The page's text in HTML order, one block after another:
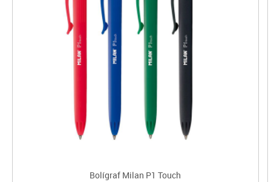
Bolígraf Milan P1 Touch